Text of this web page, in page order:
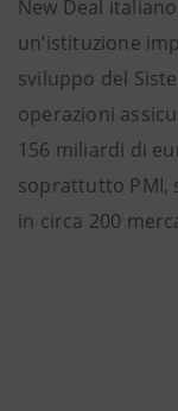
New Deal
un’istituzione
sviluppo del
operazioni
156 miliardi di
soprattutto PMI,
in circa 200